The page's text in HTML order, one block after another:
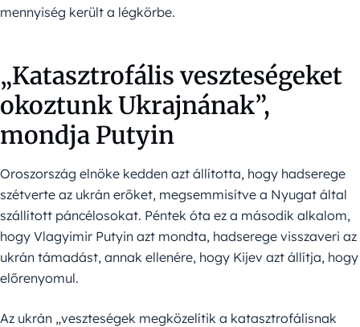
mennyiség került a légkörbe.
„Katasztrofális veszteségeket
okoztunk Ukrajnának”,
mondja Putyin
Oroszország elnöke kedden azt állította, hogy hadserege
szétverte az ukrán erőket, megsemmisítve a Nyugat által
szállított páncélosokat. Péntek óta ez a második alkalom,
hogy Vlagyimir Putyin azt mondta, hadserege visszaveri az
ukrán támadást, annak ellenére, hogy Kijev azt állítja, hogy
előrenyomul.
Az ukrán „veszteségek megközelítik a katasztrofálisnak